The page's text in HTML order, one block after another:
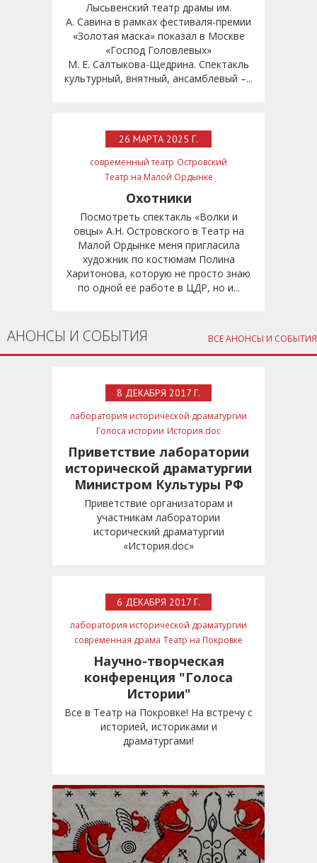
Лысьвенский театр драмы им.
А. Савина в рамках фестиваля-премии
«Золотая маска» показал в Москве
«Господ Головлевых»
М. Е. Салтыкова-Щедрина. Спектакль
культурный, внятный, ансамблевый –...
26 МАРТА 2025 Г.
современный театр Островский
Театр на Малой Ордынке
Евгений Герасимов
Охотники
Посмотреть спектакль «Волки и
овцы» А.Н. Островского в Театр на
Малой Ордынке меня пригласила
художник по костюмам Полина
Харитонова, которую не просто знаю
по одной её работе в ЦДР, но и...
ВСЕ АНОНСЫ И СОБЫТИЯ
АНОНСЫ И СОБЫТИЯ
8 ДЕКАБРЯ 2017 Г.
лаборатория исторической драматургии
Голоса истории История.doc
фонд Культурная политика
Мединский
Приветствие лаборатории
исторической драматургии
Министром Культуры РФ
Приветствие организаторам и
участникам лаборатории
исторический драматургии
«История.doc»
6 ДЕКАБРЯ 2017 Г.
лаборатория исторической драматургии
современная драма Театр на Покровке
Научно-творческая
конференция "Голоса
Истории"
Все в Театр на Покровке! На встречу с
историей, историками и
драматургами!